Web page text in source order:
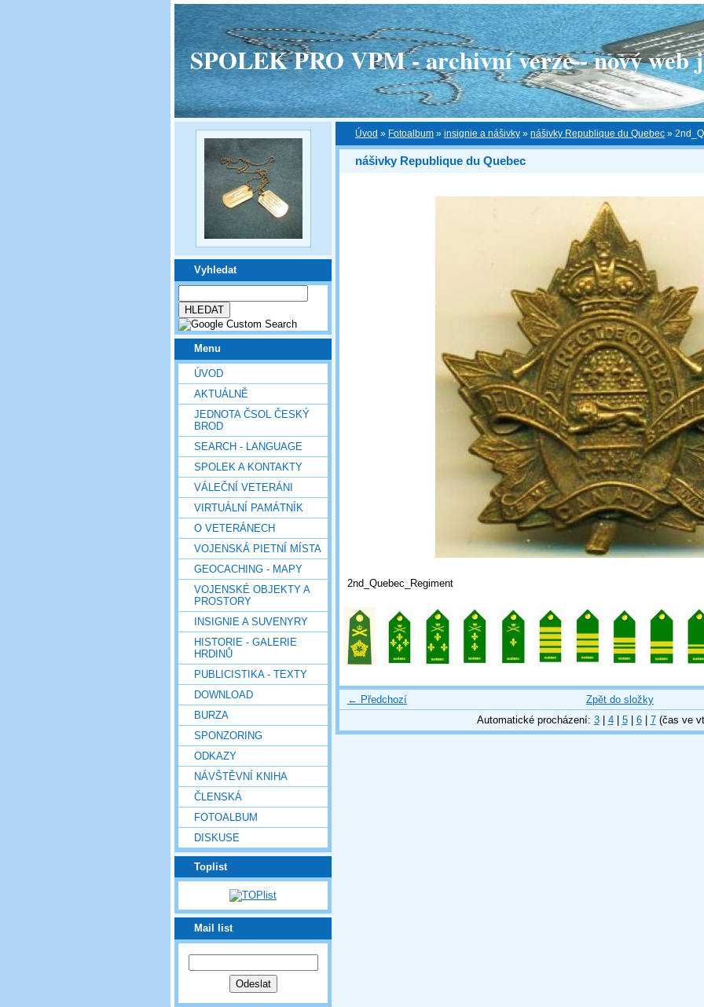
SPOLEK PRO VPM - archivní verze - nový web
Vyhledat
Menu
ÚVOD
AKTUÁLNĚ
JEDNOTA ČSOL ČESKÝ
BROD
SEARCH - LANGUAGE
SPOLEK A KONTAKTY
VÁLEČNÍ VETERÁNI
VIRTUÁLNÍ PAMÁTNÍK
O VETERÁNECH
VOJENSKÁ PIETNÍ MÍSTA
GEOCACHING - MAPY
VOJENSKÉ OBJEKTY A
PROSTORY
INSIGNIE A SUVENYRY
HISTORIE - GALERIE
HRDINŮ
PUBLICISTIKA - TEXTY
DOWNLOAD
BURZA
SPONZORING
ODKAZY
NÁVŠTĚVNÍ KNIHA
ČLENSKÁ
FOTOALBUM
DISKUSE
Toplist
Mail list
Úvod » Fotoalbum » insignie a nášivky » nášivky Republique du Quebec »
nášivky Republique du Quebec
2nd_Quebec_Regiment
← Předchozí
Zpět do složky
Automatické procházení: 3| 4| 5| 6| 7(čas ve